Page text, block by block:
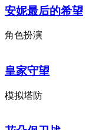
安妮最后的希望
角色扮演
皇家守望
模拟塔防